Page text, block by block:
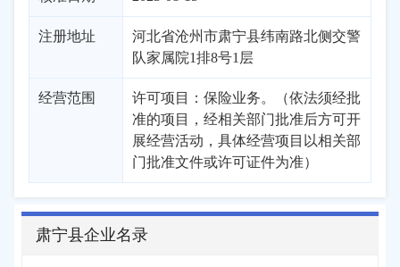
注册地址
河北省沧州市肃宁县纬南路北侧交警
队家属院1排8号1层
经营范围
许可项目：保险业务。（依法须经批
准的项目，经相关部门批准后方可开
展经营活动，具体经营项目以相关部
门批准文件或许可证件为准）
肃宁县企业名录